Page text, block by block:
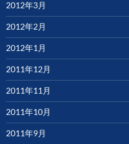
2012年3月
2012年2月
2012年1月
2011年12月
2011年11月
2011年10月
2011年9月